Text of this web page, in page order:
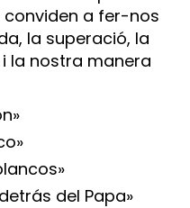
a fer-nos
la superació, la
la nostra manera
del Papa»